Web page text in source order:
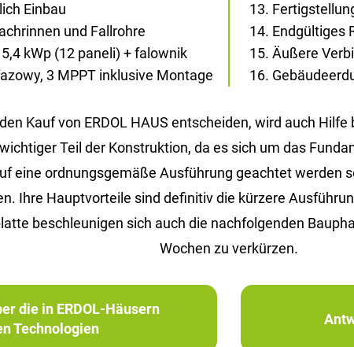
Einbau
und Fallrohre
kWp (12 paneli) + falownik
3 MPPT inklusive Montage
Endgültiges
Äußere
Kauf von ERDOL HAUS entscheiden, wird auch
Teil der Konstruktion, da es sich um das
eine ordnungsgemäße Ausführung geachtet werden
Ihre Hauptvorteile sind definitiv die kürzere
beschleunigen sich auch die nachfolgenden
Wochen zu verkürzen.
die in ERDOL-Häusern
Technologien